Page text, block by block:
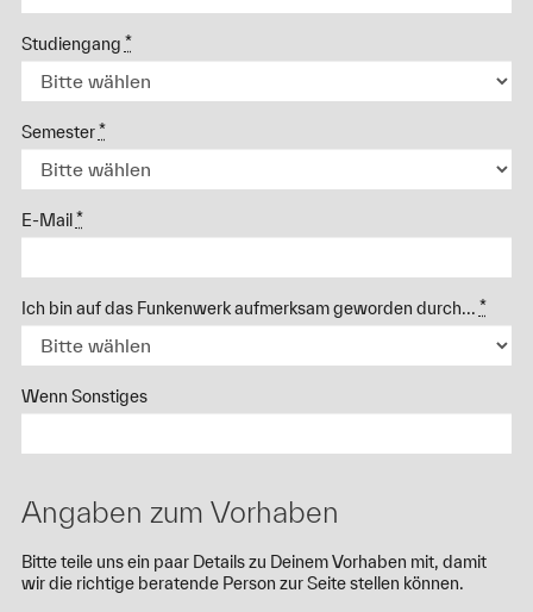
Studiengang *
Semester*
E-Mail *
Ich bin auf das Funkenwerk aufmerksam geworden durch... *
Wenn Sonstiges
Angaben zum Vorhaben
Bitte teile uns ein paar Details zu Deinem Vorhaben mit, damit
wir die richtige beratende Person zur Seite stellen können.